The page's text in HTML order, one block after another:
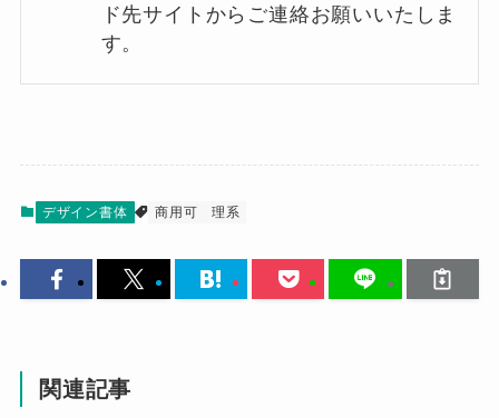
ド先サイトからご連絡お願いいたしま
す。
デザイン書体 商用可 理系
関連記事